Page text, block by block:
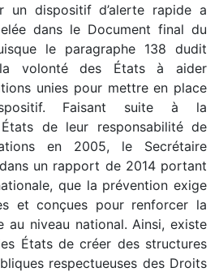
un dispositif d’alerte rapide a
dans le Document final du
le paragraphe 138 dudit
la volonté des États à aider
unies pour mettre en place
Faisant suite à la
de leur responsabilité de
en 2005, le Secrétaire
un rapport de 2014 portant
que la prévention exige
et conçues pour renforcer la
au niveau national. Ainsi, existe
États de créer des structures
respectueuses des Droits